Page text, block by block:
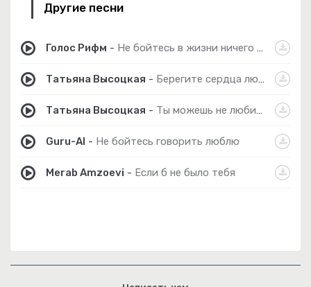
Другие песни
Голос Рифм - Не бойтесь в жизни ничего терять
Татьяна Высоцкая - Берегите сердца любимых
Татьяна Высоцкая - Ты можешь не любить
Guru-AI - Не бойтесь говорить люблю
Merab Amzoevi - Если б не было тебя